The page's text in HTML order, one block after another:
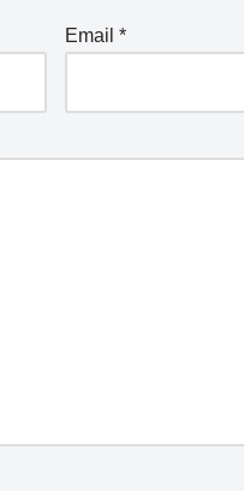
Email*